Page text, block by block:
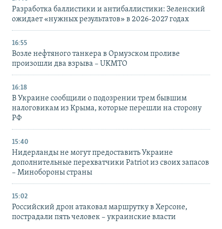
Разработка баллистики и антибаллистики: Зеленский
ожидает «нужных результатов» в 2026-2027 годах
16:55
Возле нефтяного танкера в Ормузском проливе
произошли два взрыва – UKMTO
16:18
В Украине сообщили о подозрении трем бывшим
налоговикам из Крыма, которые перешли на сторону
РФ
15:40
Нидерланды не могут предоставить Украине
дополнительные перехватчики Patriot из своих запасов
– Минобороны страны
15:02
Российский дрон атаковал маршрутку в Херсоне,
пострадали пять человек – украинские власти